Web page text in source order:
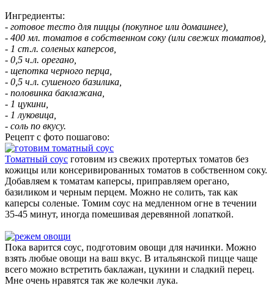
Ингредиенты:
- готовое тесто для пиццы (покупное или домашнее),
- 400 мл. томатов в собственном соку (или свежих томатов),
- 1 ст.л. соленых каперсов,
- 0,5 ч.л. орегано,
- щепотка черного перца,
- 0,5 ч.л. сушеного базилика,
- половинка баклажана,
- 1 цукини,
- 1 луковица,
- соль по вкусу.
Рецепт с фото пошагово:
Томатный соус готовим из свежих протертых томатов без
кожицы или консеривированных томатов в собственном соку.
Добавляем к томатам каперсы, приправляем орегано,
базиликом и черным перцем. Можно не солить, так как
каперсы соленые. Томим соус на медленном огне в течении
35-45 минут, иногда помешивая деревянной лопаткой.
Пока варится соус, подготовим овощи для начинки. Можно
взять любые овощи на ваш вкус. В итальянской пицце чаще
всего можно встретить баклажан, цукини и сладкий перец.
Мне очень нравятся так же колечки лука.